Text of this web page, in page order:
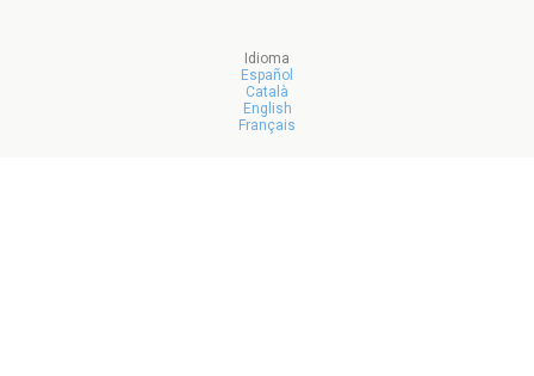
Idioma
Español
Català
English
Français